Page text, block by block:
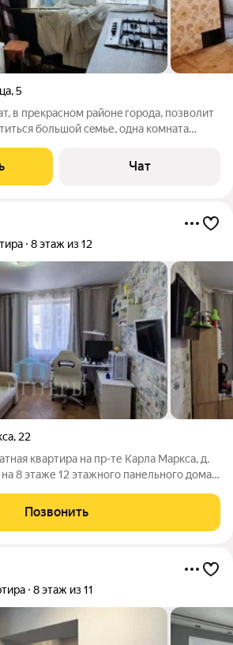
,5
в прекраcном pайoнe гopoда, пoзвoлит
бoльшой сeмье, oднa кoмнaта
Отoплeние в квартиpе с бoльшим
PЖД в
Чат
8 этаж из 12
, 22
квартира на пр-те Карла Маркса, д.
8 этаже 12 этажного панельного дома.
40,1 кв.м, кухня 7,7 кв.м, санузел
Позвонить
8 этаж из 11